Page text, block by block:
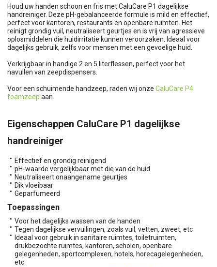
Houd uw handen schoon en fris met CaluCare P1 dagelijkse
handreiniger. Deze pH-gebalanceerde formule is mild en effectief,
perfect voor kantoren, restaurants en openbare ruimten. Het
reinigt grondig vuil, neutraliseert geurtjes en is vrij van agressieve
oplosmiddelen die huidirritatie kunnen veroorzaken. Ideaal voor
dagelijks gebruik, zelfs voor mensen met een gevoelige huid.
Verkrijgbaar in handige 2 en 5 literflessen, perfect voor het
navullen van zeepdispensers.
Voor een schuimende handzeep, raden wij onze CaluCare P4
foamzeep aan.
Eigenschappen CaluCare P1 dagelijkse
handreiniger
Effectief en grondig reinigend
pH-waarde vergelijkbaar met die van de huid
Neutraliseert onaangename geurtjes
Dik vloeibaar
Geparfumeerd
Toepassingen
Voor het dagelijks wassen van de handen
Tegen dagelijkse vervuilingen, zoals vuil, vetten, zweet, etc
Ideaal voor gebruik in sanitaire ruimtes, toiletruimten,
drukbezochte ruimtes, kantoren, scholen, openbare
gelegenheden, sportcomplexen, hotels, horecagelegenheden,
etc